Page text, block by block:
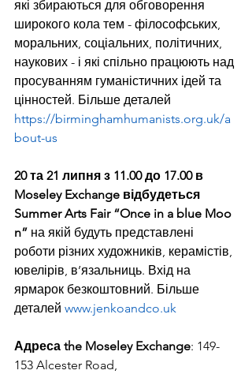
які збираються для обговорення
широкого кола тем - філософських,
моральних, соціальних, політичних,
наукових - і які спільно працюють над
просуванням гуманістичних ідей та
цінностей. Більше деталей
https://birminghamhumanists.org.uk/a
bout-us
20 та 21 липня з 11.00 до 17.00 в
Moseley Exchange відбудеться
Summer Arts Fair “Once in a blue Moo
n” на якій будуть представлені
роботи різних художників, керамістів,
ювелірів, в’язальниць. Вхід на
ярмарок безкоштовний. Більше
деталей www.jenkoandco.uk
Адреса the Moseley Exchange: 149-
153 Alcester Road,